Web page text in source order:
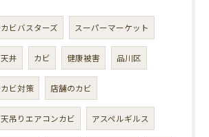
カビバスターズ スーパーマーケット
天井 カビ 健康被害 品川区
カビ対策 店舗のカビ
天吊りエアコンカビ アスペルギルス